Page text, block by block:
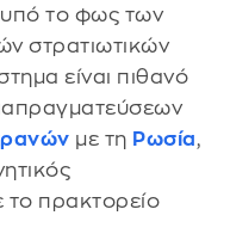
υπό το φως των
στρατιωτικών
είναι πιθανό
με τη Ρωσία,
πρακτορείο